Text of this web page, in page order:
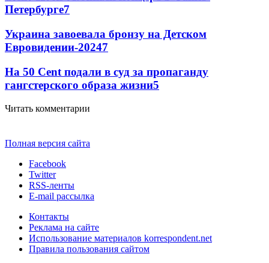
Петербурге7
Украина завоевала бронзу на Детском
Евровидении-20247
На 50 Cent подали в суд за пропаганду
гангстерского образа жизни5
Читать комментарии
Полная версия сайта
Facebook
Twitter
RSS-ленты
E-mail рассылка
Контакты
Реклама на сайте
Использование материалов korrespondent.net
Правила пользования сайтом